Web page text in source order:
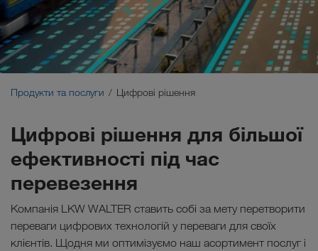
Комбіновані перевезення
Екологічні перевезення
Галузеві рішення
Продукти та послуги Цифрові рішення
Цифрові рішення для більшої
ефективності під час
перевезення
Компанія LKW WALTER ставить собі за мету перетворити
переваги цифрових технологій у переваги для своїх
клієнтів. Щодня ми оптимізуємо наш асортимент послуг і